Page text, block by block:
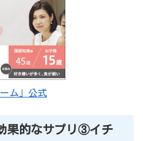
ム」公式
果的なサプリ③イチ